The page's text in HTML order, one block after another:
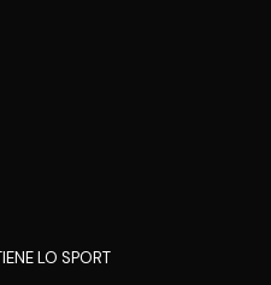
LO SPORT